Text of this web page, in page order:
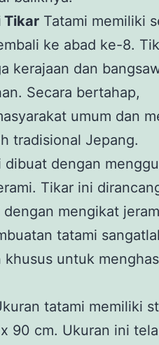
Tikar Tatami memiliki
ke abad ke-8.
kerajaan dan
Secara bertahap,
umum dan
tradisional Jepang.
dibuat dengan
Tikar ini
mengikat
tatami
untuk
tatami memiliki
90 cm. Ukuran ini